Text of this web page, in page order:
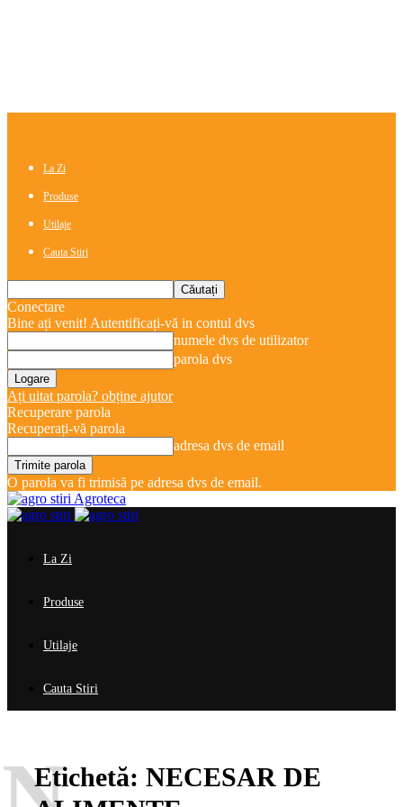
La Zi
Produse
Utilaje
Cauta Stiri
Conectare
Bine ați venit! Autentificați-vă in contul dvs
numele dvs de utilizator
parola dvs
Ați uitat parola? obține ajutor
Recuperare parola
Recuperați-vă parola
adresa dvs de email
O parola va fi trimisă pe adresa dvs de email.
Agroteca
La Zi
Produse
Utilaje
Cauta Stiri
Etichetă: NECESAR DE